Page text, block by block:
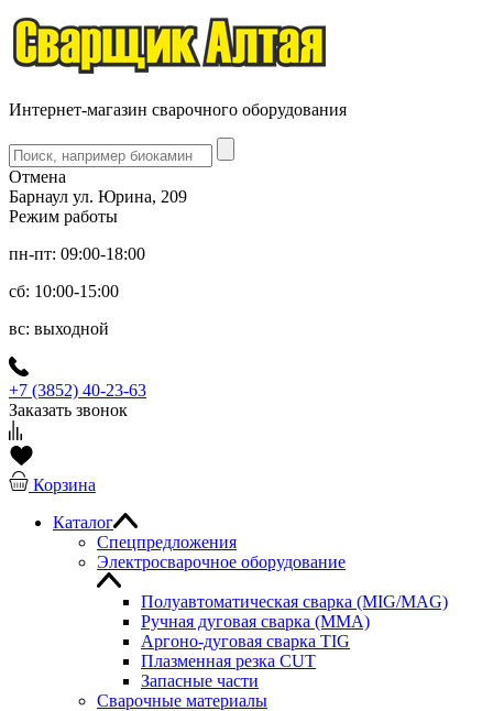
Интернет-магазин сварочного оборудования
Отмена
Барнаул ул. Юрина, 209
Режим работы
пн-пт: 09:00-18:00
сб: 10:00-15:00
вс: выходной
+7 (3852) 40-23-63
Заказать звонок
Корзина
Каталог
Спецпредложения
Электросварочное оборудование
Полуавтоматическая сварка (MIG/MAG)
Ручная дуговая сварка (MMA)
Аргоно-дуговая сварка TIG
Плазменная резка CUT
Запасные части
Сварочные материалы